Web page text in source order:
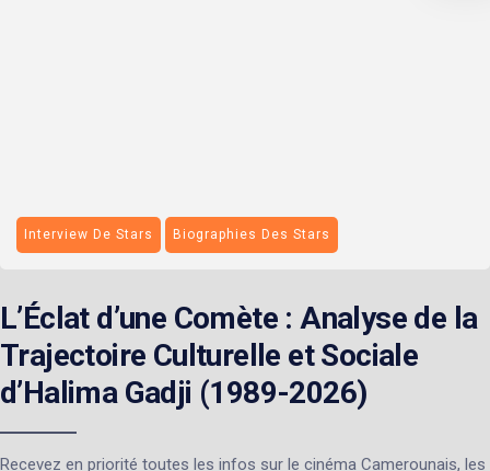
Interview De Stars Biographies Des Stars
L’Éclat d’une Comète : Analyse de la
Trajectoire Culturelle et Sociale
d’Halima Gadji (1989-2026)
Recevez en priorité toutes les infos sur le cinéma Camerounais, les